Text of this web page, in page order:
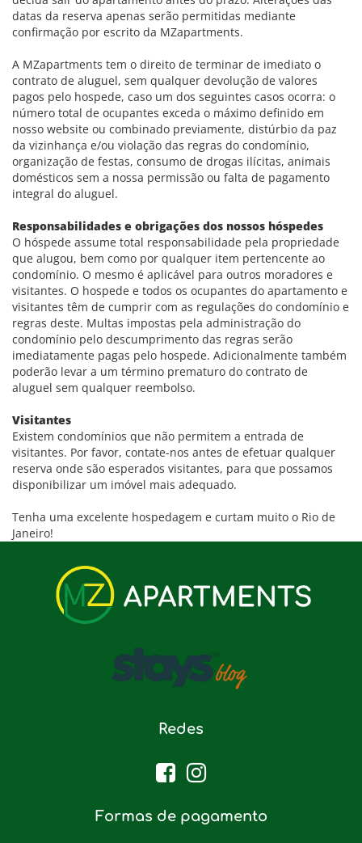
datas da reserva apenas serão permitidas mediante
confirmação por escrito da MZapartments.
A MZapartments tem o direito de terminar de imediato o
contrato de aluguel, sem qualquer devolução de valores
pagos pelo hospede, caso um dos seguintes casos ocorra: o
número total de ocupantes exceda o máximo definido em
nosso website ou combinado previamente, distúrbio da paz
da vizinhança e/ou violação das regras do condomínio,
organização de festas, consumo de drogas ilícitas, animais
domésticos sem a nossa permissão ou falta de pagamento
integral do aluguel.
Responsabilidades e obrigações dos nossos hóspedes
O hóspede assume total responsabilidade pela propriedade
que alugou, bem como por qualquer item pertencente ao
condomínio. O mesmo é aplicável para outros moradores e
visitantes. O hospede e todos os ocupantes do apartamento e
visitantes têm de cumprir com as regulações do condomínio e
regras deste. Multas impostas pela administração do
condomínio pelo descumprimento das regras serão
imediatamente pagas pelo hospede. Adicionalmente também
poderão levar a um término prematuro do contrato de
aluguel sem qualquer reembolso.
Visitantes
Existem condomínios que não permitem a entrada de
visitantes. Por favor, contate-nos antes de efetuar qualquer
reserva onde são esperados visitantes, para que possamos
disponibilizar um imóvel mais adequado.
Tenha uma excelente hospedagem e curtam muito o Rio de
Janeiro!
Redes
Formas de pagamento